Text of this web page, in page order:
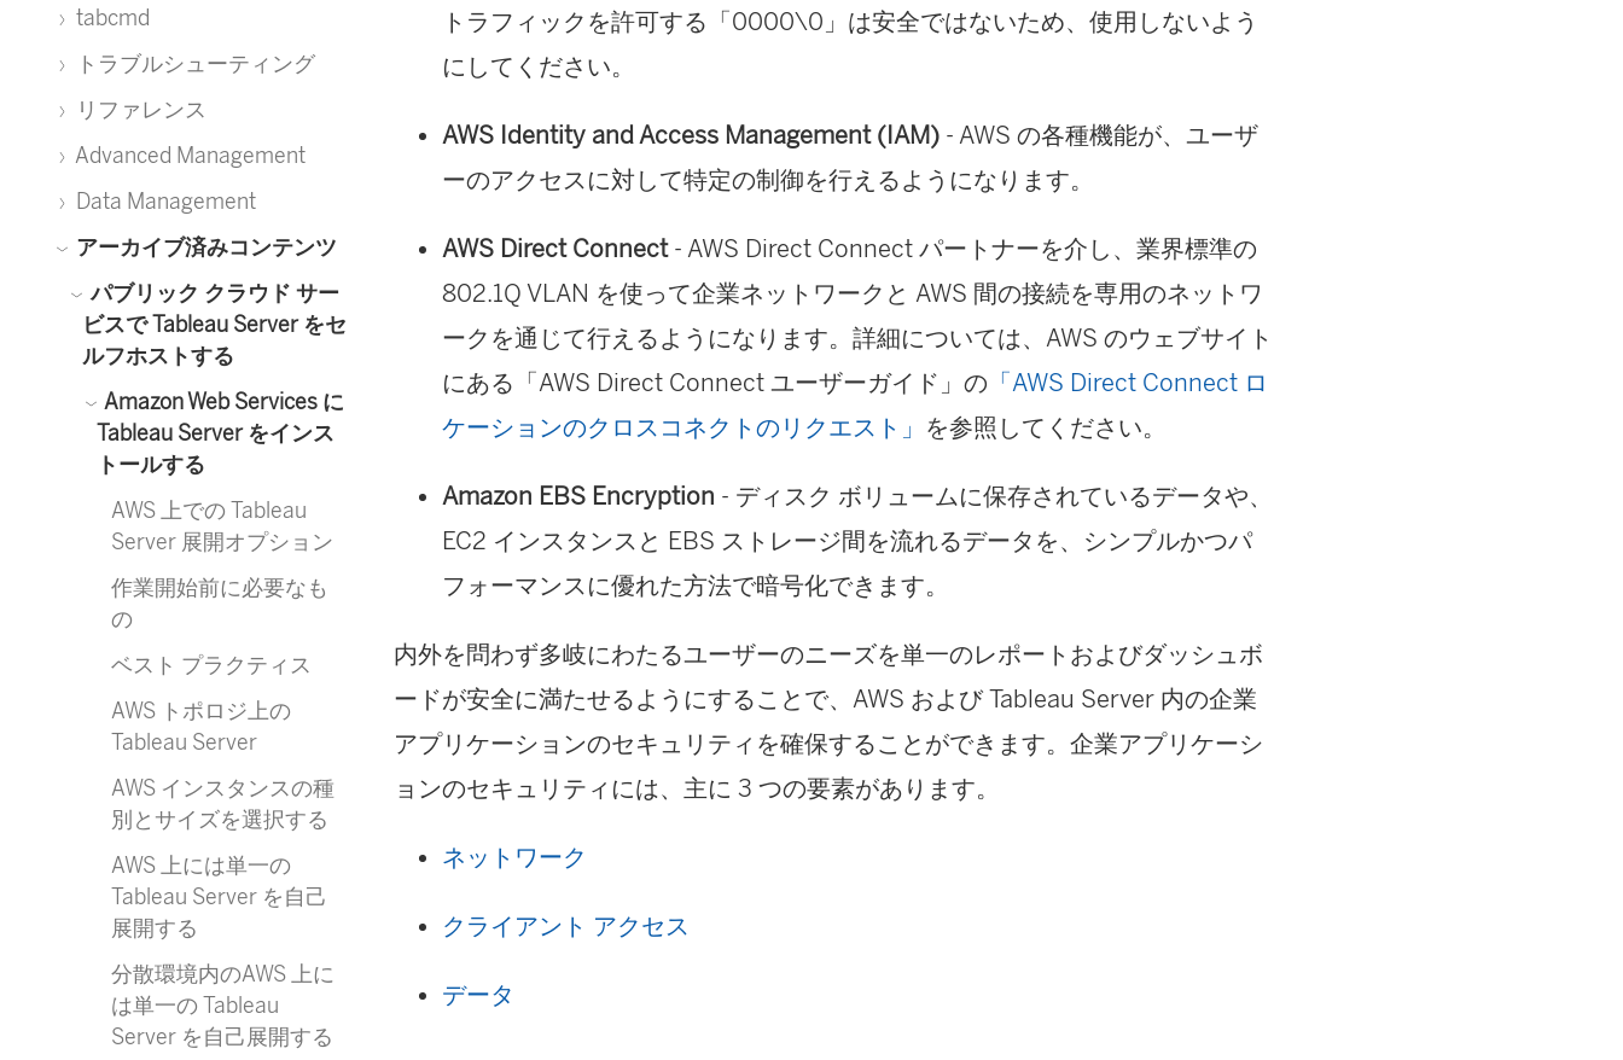
tabcmd
トラブルシューティング
リファレンス
Advanced Management
Data Management
アーカイブ済みコンテンツ
パブリック クラウド サー
ビスで Tableau Server をセ
ルフホストする
Amazon Web Services に
Tableau Server をインス
トールする
AWS 上での Tableau
Server 展開オプション
作業開始前に必要なも
の
ベスト プラクティス
AWS トポロジ上の
Tableau Server
AWS インスタンスの種
別とサイズを選択する
AWS 上には単一の
Tableau Server を自己
展開する
分散環境内のAWS 上に
は単一の Tableau
Server を自己展開する
トラフィックを許可する「0000\0」は安全ではないため、使用しないよう
にしてください。
AWS Identity and Access Management (IAM) - AWS の各種機能が、ユーザ
ーのアクセスに対して特定の制御を行えるようになります。
AWS Direct Connect- AWS Direct Connect パートナーを介し、業界標準の
802.1Q VLAN を使って企業ネットワークと AWS 間の接続を専用のネットワ
ークを通じて行えるようになります。詳細については、AWS のウェブサイト
にある「AWS Direct Connect ユーザーガイド」の 「AWS Direct Connect ロ
ケーションのクロスコネクトのリクエスト」 を参照してください。
Amazon EBS Encryption - ディスク ボリュームに保存されているデータや、
EC2 インスタンスと EBS ストレージ間を流れるデータを、シンプルかつパ
フォーマンスに優れた方法で暗号化できます。
内外を問わず多岐にわたるユーザーのニーズを単一のレポートおよびダッシュボ
ードが安全に満たせるようにすることで、AWS および Tableau Server 内の企業
アプリケーションのセキュリティを確保することができます。企業アプリケーシ
ョンのセキュリティには、主に 3 つの要素があります。
ネットワーク
クライアント アクセス
データ